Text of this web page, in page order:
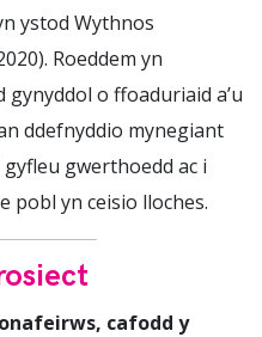
ystod Wythnos
Roeddem yn
gynyddol o ffoaduriaid a’u
ddefnyddio mynegiant
gwerthoedd ac i
pobl yn ceisio lloches.
cafodd y